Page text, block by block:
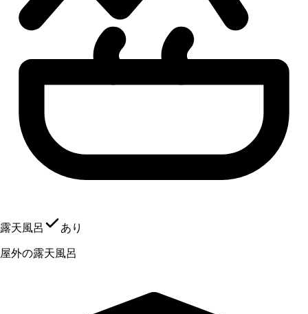
露天風呂 あり
屋外の露天風呂